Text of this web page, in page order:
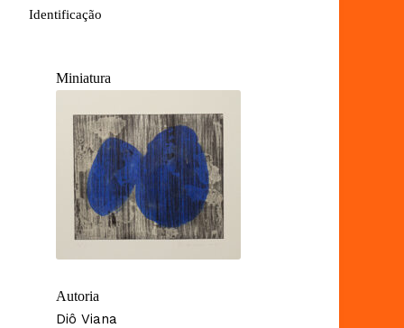
Identificação
Miniatura
Autoria
Diô Viana